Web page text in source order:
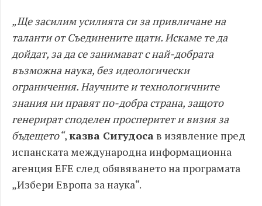
„Ще засилим усилията си за привличане на
таланти от Съединените щати. Искаме те да
дойдат, за да се занимават с най-добрата
възможна наука, без идеологически
ограничения. Научните и технологичните
знания ни правят по-добра страна, защото
генерират споделен просперитет и визия за
бъдещето“,казва Сигудоса в изявление пред
испанската международна информационна
агенция EFE след обявяването на програмата
„Избери Европа за наука“.